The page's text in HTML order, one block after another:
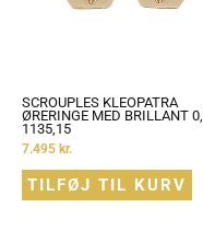
SCROUPLES KLEOPATRA
ØRERINGE MED BRILLANT
1135,15
7.495 kr.
TILFØJ TIL KURV